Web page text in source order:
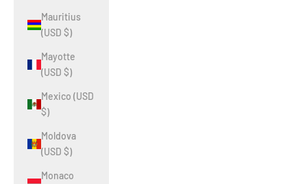
Mauritius
(USD $)
Mayotte
(USD $)
Mexico (USD
$)
Moldova
(USD $)
Monaco